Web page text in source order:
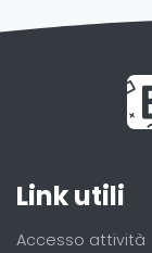
Link utili
Accesso attività